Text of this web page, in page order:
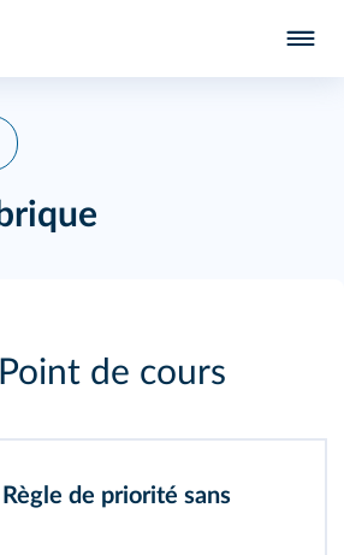
Point de cours
Règle de priorité sans